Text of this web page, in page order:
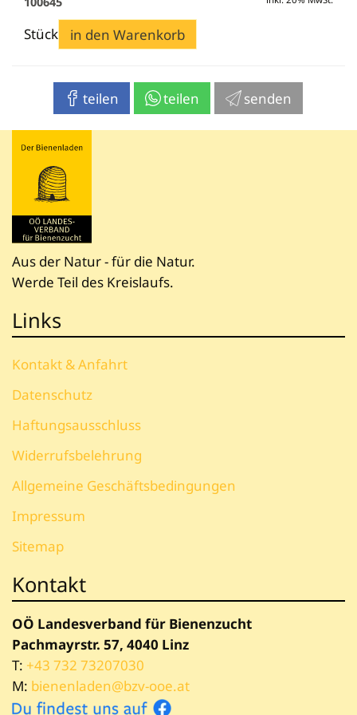
Stück in den Warenkorb
teilen teilen senden
Aus der Natur - für die Natur.
Werde Teil des Kreislaufs.
Links
Kontakt & Anfahrt
Datenschutz
Haftungsausschluss
Widerrufsbelehrung
Allgemeine Geschäftsbedingungen
Impressum
Sitemap
Kontakt
OÖ Landesverband für Bienenzucht
Pachmayrstr. 57, 4040 Linz
T: +43 732 73207030
M: bienenladen@bzv-ooe.at